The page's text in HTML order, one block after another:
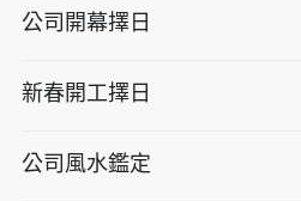
公司開幕擇日
新春開工擇日
公司風水鑑定